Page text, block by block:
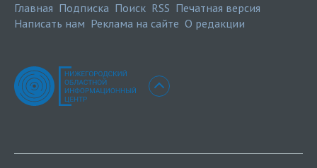
Главная Подписка Поиск RSS Печатная версия
Написать нам Реклама на сайте О редакции